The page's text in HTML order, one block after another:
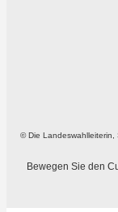
© Die Landeswahlleiterin,
Bewegen Sie den